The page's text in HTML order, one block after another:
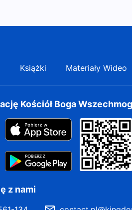
Książki Materiały Wideo
Kościół Boga
z nami